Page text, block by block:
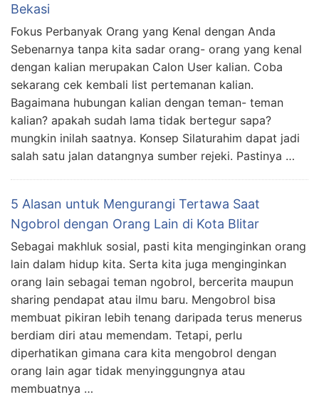
Bekasi
Fokus Perbanyak Orang yang Kenal dengan Anda
Sebenarnya tanpa kita sadar orang- orang yang kenal
dengan kalian merupakan Calon User kalian. Coba
sekarang cek kembali list pertemanan kalian.
Bagaimana hubungan kalian dengan teman- teman
kalian? apakah sudah lama tidak bertegur sapa?
mungkin inilah saatnya. Konsep Silaturahim dapat jadi
salah satu jalan datangnya sumber rejeki. Pastinya …
5 Alasan untuk Mengurangi Tertawa Saat
Ngobrol dengan Orang Lain di Kota Blitar
Sebagai makhluk sosial, pasti kita menginginkan orang
lain dalam hidup kita. Serta kita juga menginginkan
orang lain sebagai teman ngobrol, bercerita maupun
sharing pendapat atau ilmu baru. Mengobrol bisa
membuat pikiran lebih tenang daripada terus menerus
berdiam diri atau memendam. Tetapi, perlu
diperhatikan gimana cara kita mengobrol dengan
orang lain agar tidak menyinggungnya atau
membuatnya …